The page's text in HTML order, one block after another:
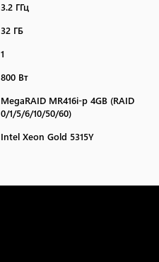
3.2 ГГц
32 ГБ
1
800 Вт
MegaRAID MR416i-p 4GB (RAID
0/1/5/6/10/50/60)
Intel Xeon Gold 5315Y